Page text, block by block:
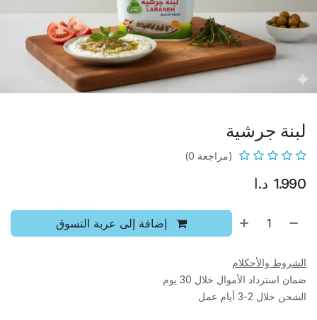
لبنة جرشية
(مراجعة 0)
1.990 د.ا
إضافة إلى عربة التسوق
الشروط والأحكلام
ضمان استرداد الأموال خلال 30 يوم
الشحن خلال 2-3 أيام عمل